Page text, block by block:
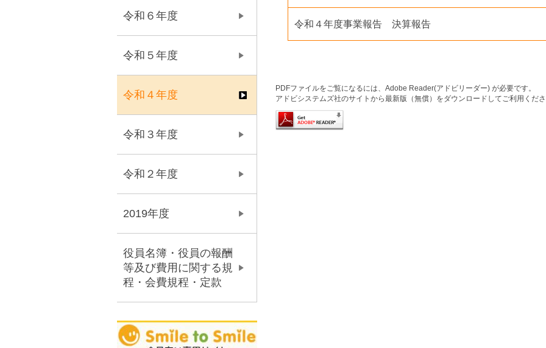
令和４年度事業報告 決算報告
PDFファイルをご覧になるには、Adobe Reader(アドビリーダー) が必要です。
アドビシステムズ社のサイトから最新版（無償）をダウンロードしてご利用くだ
令和６年度
令和５年度
令和４年度
令和３年度
令和２年度
2019年度
役員名簿・役員の報酬
等及び費用に関する規
程・会費規程・定款